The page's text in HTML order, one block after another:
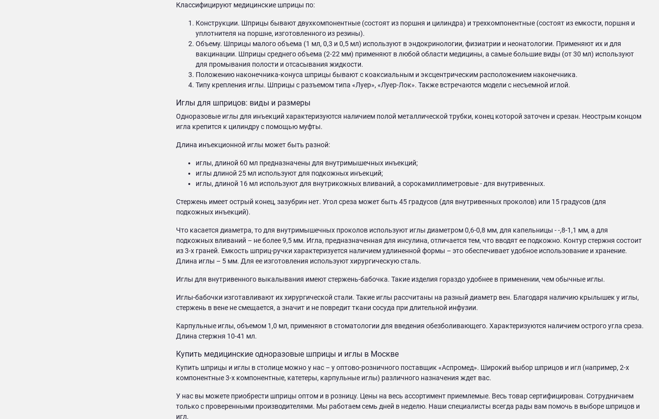
Классифицируют медицинские шприцы по:
Конструкции. Шприцы бывают двухкомпонентные (состоят из поршня и цилиндра) и трехкомпонентные (состоят из емкости, поршня и
уплотнителя на поршне, изготовленного из резины).
Объему. Шприцы малого объема (1 мл, 0,3 и 0,5 мл) используют в эндокринологии, физиатрии и неонатологии. Применяют их и для
вакцинации. Шприцы среднего объема (2-22 мм) применяют в любой области медицины, а самые большие виды (от 30 мл) используют
для промывания полости и отсасывания жидкости.
Положению наконечника-конуса шприцы бывают с коаксиальным и эксцентрическим расположением наконечника.
Типу крепления иглы. Шприцы с разъемом типа «Луер», «Луер-Лок». Также встречаются модели с несъемной иглой.
Иглы для шприцов: виды и размеры
Одноразовые иглы для инъекций характеризуются наличием полой металлической трубки, конец которой заточен и срезан. Неострым концом
игла крепится к цилиндру с помощью муфты.
Длина инъекционной иглы может быть разной:
иглы, длиной 60 мл предназначены для внутримышечных инъекций;
иглы длиной 25 мл используют для подкожных инъекций;
иглы, длиной 16 мл используют для внутрикожных вливаний, а сорокамиллиметровые - для внутривенных.
Стержень имеет острый конец, зазубрин нет. Угол среза может быть 45 градусов (для внутривенных проколов) или 15 градусов (для
подкожных инъекций).
Что касается диаметра, то для внутримышечных проколов используют иглы диаметром 0,6-0,8 мм, для капельницы - -,8-1,1 мм, а для
подкожных вливаний – не более 9,5 мм. Игла, предназначенная для инсулина, отличается тем, что вводят ее подкожно. Контур стержня состоит
из 3-х граней. Емкость шприц-ручки характеризуется наличием удлиненной формы – это обеспечивает удобное использование и хранение.
Длина иглы – 5 мм. Для ее изготовления используют хирургическую сталь.
Иглы для внутривенного выкалывания имеют стержень-бабочка. Такие изделия гораздо удобнее в применении, чем обычные иглы.
Иглы-бабочки изготавливают их хирургической стали. Такие иглы рассчитаны на разный диаметр вен. Благодаря наличию крылышек у иглы,
стержень в вене не смещается, а значит и не повредит ткани сосуда при длительной инфузии.
Карпульные иглы, объемом 1,0 мл, применяют в стоматологии для введения обезболивающего. Характеризуются наличием острого угла среза.
Длина стержня 10-41 мл.
Купить медицинские одноразовые шприцы и иглы в Москве
Купить шприцы и иглы в столице можно у нас – у оптово-розничного поставщик «Аспромед». Широкий выбор шприцов и игл (например, 2-х
компонентные 3-х компонентные, катетеры, карпульные иглы) различного назначения ждет вас.
У нас вы можете приобрести шприцы оптом и в розницу. Цены на весь ассортимент приемлемые. Весь товар сертифицирован. Сотрудничаем
только с проверенными производителями. Мы работаем семь дней в неделю. Наши специалисты всегда рады вам помочь в выборе шприцов и
игл.